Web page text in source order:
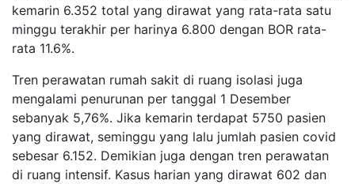
kemarin 6.352 total yang dirawat yang rata-rata satu
minggu terakhir per harinya 6.800 dengan BOR rata-
rata 11.6%.
Tren perawatan rumah sakit di ruang isolasi juga
mengalami penurunan per tanggal 1 Desember
sebanyak 5,76%. Jika kemarin terdapat 5750 pasien
yang dirawat, seminggu yang lalu jumlah pasien covid
sebesar 6.152. Demikian juga dengan tren perawatan
di ruang intensif. Kasus harian yang dirawat 602 dan